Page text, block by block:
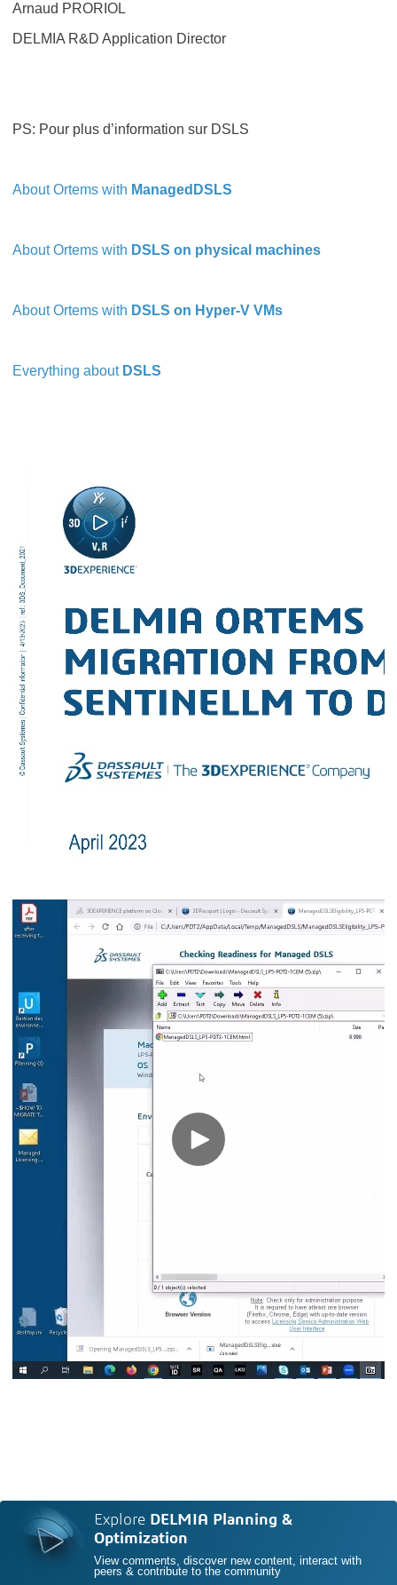
Arnaud PRORIOL
DELMIA R&D Application Director
PS: Pour plus d’information sur DSLS
About Ortems with ManagedDSLS
About Ortems with DSLS on physical machines
About Ortems with DSLS on Hyper-V VMs
Everything about DSLS
Explore DELMIA Planning &
Optimization
View comments, discover new content, interact with
peers & contribute to the community